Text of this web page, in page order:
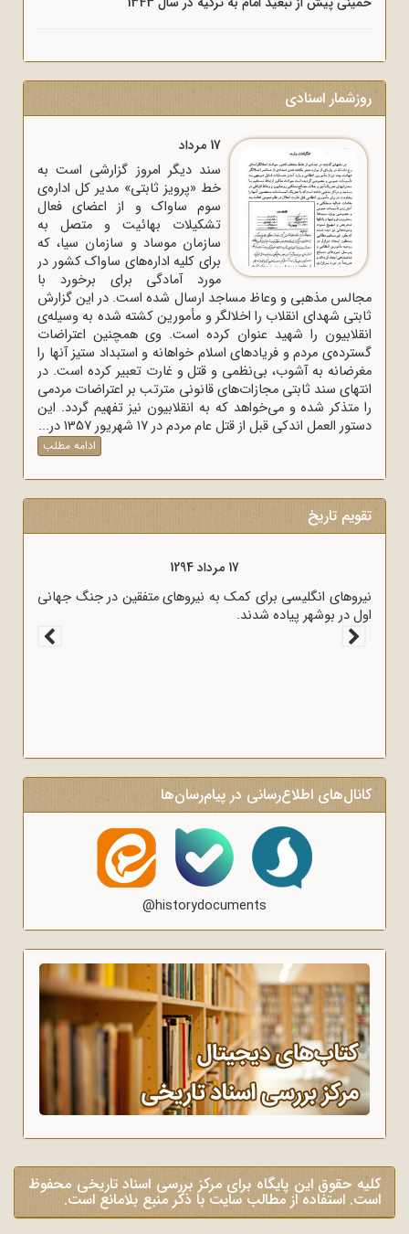
روزشمار اسنادی
17 مرداد
سند دیگر امروز گزارشی است به
خط «پرویز ثابتی» مدیر کل اداره‌ی
سوم ساواک و از اعضای فعال
تشکیلات بهائیت و متصل به
سازمان موساد و سازمان سیا، که
برای کلیه اداره‌های ساواک‌ کشور در
مورد آمادگی برای برخورد با
مجالس مذهبی و وعاظ مساجد ارسال شده است. در این گزارش
ثابتی شهدای انقلاب را اخلالگر و مأمورین کشته شده به وسیله‌ی
انقلابیون را شهید عنوان کرده است. وی همچنین اعتراضات
گسترده‌ی مردم و فریادهای اسلام خواهانه و استبداد ستیز آنها را
مغرضانه به آشوب، بی‌نظمی و قتل و غارت تعبیر کرده است. در
انتهای سند ثابتی مجازات‌های قانونی مترتب بر اعتراضات مردمی
را متذکر شده و می‌خواهد که به انقلابیون نیز تفهیم گردد. این
دستور العمل اندکی قبل از قتل عام مردم در 17 شهریور 1357 در...
ادامه مطلب
تقویم تاریخ
17 مرداد 1298
قرارداد 1919 که عملاً ایران را مستعمره انگلستان می‌کرد، به وسیله
وثوق‌الدوله با انگلیسی‌ها امضا شد.
کانال‌های اطلاع‌رسانی در پیام‌رسان‌ها
@historydocuments
کلیه حقوق این پایگاه برای مرکز بررسی اسناد تاریخی محفوظ
است. استفاده از مطالب سایت با ذکر منبع بلامانع است.